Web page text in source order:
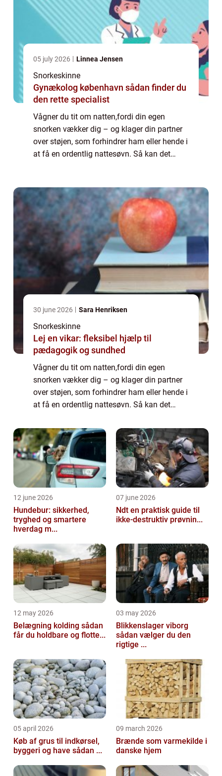
05 july 2026 Linnea Jensen
Snorkeskinne
Gynækolog københavn sådan finder du
den rette specialist
Vågner du tit om natten,fordi din egen
snorken vækker dig – og klager din partner
over støjen, som forhindrer ham eller hende i
at få en ordentlig nattesøvn. Så kan det
30 june 2026 Sara Henriksen
Snorkeskinne
Lej en vikar: fleksibel hjælp til
pædagogik og sundhed
Vågner du tit om natten,fordi din egen
snorken vækker dig – og klager din partner
over støjen, som forhindrer ham eller hende i
at få en ordentlig nattesøvn. Så kan det
snorkeskinne er en tandskinne som du...
12 june 2026
Hundebur: sikkerhed,
tryghed og smartere
hverdag m...
07 june 2026
Ndt en praktisk guide til
ikke-destruktiv prøvnin...
12 may 2026
Belægning kolding sådan
får du holdbare og flotte...
03 may 2026
Blikkenslager viborg
sådan vælger du den
rigtige ...
05 april 2026
Køb af grus til indkørsel,
byggeri og have sådan ...
09 march 2026
Brænde som varmekilde i
danske hjem